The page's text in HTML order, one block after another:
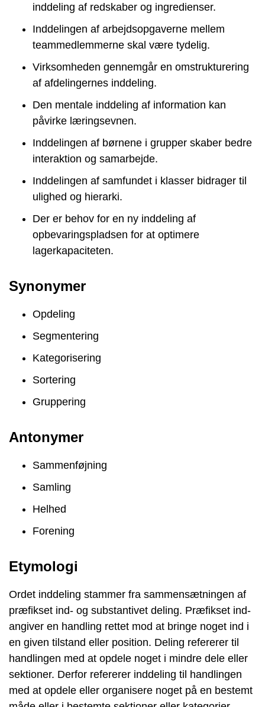
inddeling af redskaber og ingredienser.
Inddelingen af arbejdsopgaverne mellem
teammedlemmerne skal være tydelig.
Virksomheden gennemgår en omstrukturering
af afdelingernes inddeling.
Den mentale inddeling af information kan
påvirke læringsevnen.
Inddelingen af børnene i grupper skaber bedre
interaktion og samarbejde.
Inddelingen af samfundet i klasser bidrager til
ulighed og hierarki.
Der er behov for en ny inddeling af
opbevaringspladsen for at optimere
lagerkapaciteten.
Synonymer
Opdeling
Segmentering
Kategorisering
Sortering
Gruppering
Antonymer
Sammenføjning
Samling
Helhed
Forening
Etymologi
Ordet inddeling stammer fra sammensætningen af
præfikset ind- og substantivet deling. Præfikset ind-
angiver en handling rettet mod at bringe noget ind i
en given tilstand eller position. Deling refererer til
handlingen med at opdele noget i mindre dele eller
sektioner. Derfor refererer inddeling til handlingen
med at opdele eller organisere noget på en bestemt